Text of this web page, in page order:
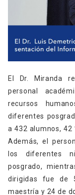
El Dr. Miranda
personal
recursos
diferentes
a 432 alumnos, 42
Además, el
los diferentes
posgrado,
dirigidas fue de
maestría y 24 de